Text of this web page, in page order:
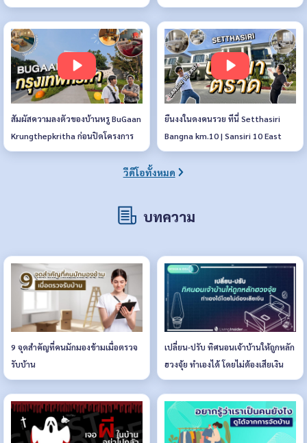
ดีทุกช่วงวัย
สัมผัสความลงตัวของบ้านหรู BuGaan
Krungthepkritha ก่อนปิดโครงการ
ยืนงงในดงคนรวย ทีนี่ Setthasiri
Bangna km.10 | Sansiri 10 East
วีดีโอทั้งหมด
บทความ
9 จุดสำคัญที่คนมักมองข้ามเมื่อตรวจ
รับบ้าน
เปลี่ยน-ปรับ ทิศนอนเจ้าบ้านให้ถูกหลัก
ฮวงจุ้ย ทำเองได้ โดยไม่ต้องเสียเงิน